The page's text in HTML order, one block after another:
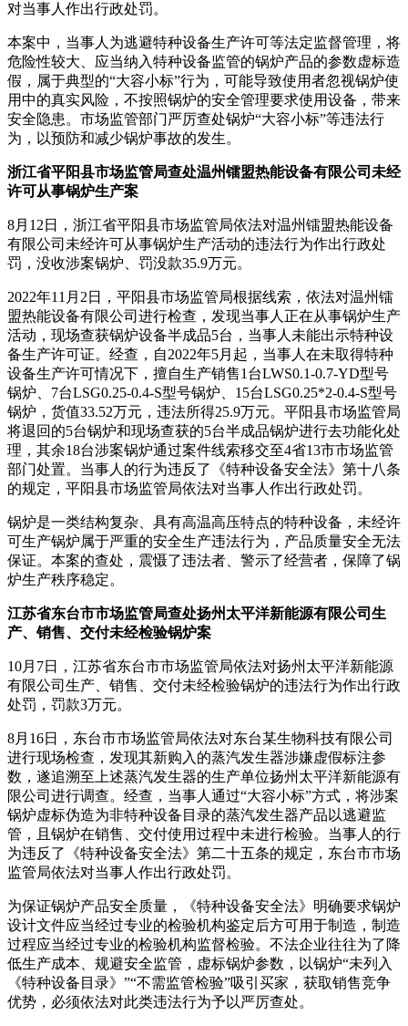
对当事人作出行政处罚。
本案中，当事人为逃避特种设备生产许可等法定监督管理，将
危险性较大、应当纳入特种设备监管的锅炉产品的参数虚标造
假，属于典型的“大容小标”行为，可能导致使用者忽视锅炉使
用中的真实风险，不按照锅炉的安全管理要求使用设备，带来
安全隐患。市场监管部门严厉查处锅炉“大容小标”等违法行
为，以预防和减少锅炉事故的发生。
浙江省平阳县市场监管局查处温州镭盟热能设备有限公司未经
许可从事锅炉生产案
8月12日，浙江省平阳县市场监管局依法对温州镭盟热能设备
有限公司未经许可从事锅炉生产活动的违法行为作出行政处
罚，没收涉案锅炉、罚没款35.9万元。
2022年11月2日，平阳县市场监管局根据线索，依法对温州镭
盟热能设备有限公司进行检查，发现当事人正在从事锅炉生产
活动，现场查获锅炉设备半成品5台，当事人未能出示特种设
备生产许可证。经查，自2022年5月起，当事人在未取得特种
设备生产许可情况下，擅自生产销售1台LWS0.1-0.7-YD型号
锅炉、7台LSG0.25-0.4-S型号锅炉、15台LSG0.25*2-0.4-S型号
锅炉，货值33.52万元，违法所得25.9万元。平阳县市场监管局
将退回的5台锅炉和现场查获的5台半成品锅炉进行去功能化处
理，其余18台涉案锅炉通过案件线索移交至4省13市市场监管
部门处置。当事人的行为违反了《特种设备安全法》第十八条
的规定，平阳县市场监管局依法对当事人作出行政处罚。
锅炉是一类结构复杂、具有高温高压特点的特种设备，未经许
可生产锅炉属于严重的安全生产违法行为，产品质量安全无法
保证。本案的查处，震慑了违法者、警示了经营者，保障了锅
炉生产秩序稳定。
江苏省东台市市场监管局查处扬州太平洋新能源有限公司生
产、销售、交付未经检验锅炉案
10月7日，江苏省东台市市场监管局依法对扬州太平洋新能源
有限公司生产、销售、交付未经检验锅炉的违法行为作出行政
处罚，罚款3万元。
8月16日，东台市市场监管局依法对东台某生物科技有限公司
进行现场检查，发现其新购入的蒸汽发生器涉嫌虚假标注参
数，遂追溯至上述蒸汽发生器的生产单位扬州太平洋新能源有
限公司进行调查。经查，当事人通过“大容小标”方式，将涉案
锅炉虚标伪造为非特种设备目录的蒸汽发生器产品以逃避监
管，且锅炉在销售、交付使用过程中未进行检验。当事人的行
为违反了《特种设备安全法》第二十五条的规定，东台市市场
监管局依法对当事人作出行政处罚。
为保证锅炉产品安全质量，《特种设备安全法》明确要求锅炉
设计文件应当经过专业的检验机构鉴定后方可用于制造，制造
过程应当经过专业的检验机构监督检验。不法企业往往为了降
低生产成本、规避安全监管，虚标锅炉参数，以锅炉“未列入
《特种设备目录》”“不需监管检验”吸引买家，获取销售竞争
优势，必须依法对此类违法行为予以严厉查处。